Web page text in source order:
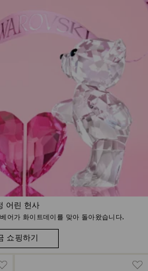
어린 헌사
어가 화이트데이를 맞아 돌아왔습니다.
쇼핑하기